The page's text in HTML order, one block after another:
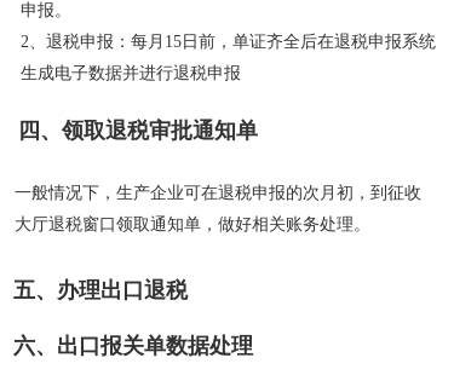
申报。
2、退税申报：每月15日前，单证齐全后在退税申报系统
生成电子数据并进行退税申报
四、领取退税审批通知单
一般情况下，生产企业可在退税申报的次月初，到征收
大厅退税窗口领取通知单，做好相关账务处理。
五、办理出口退税
六、出口报关单数据处理